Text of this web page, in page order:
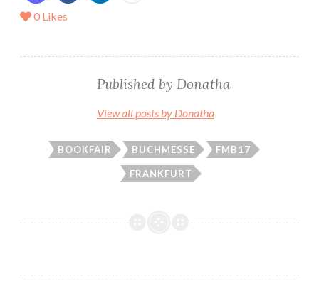
0 Likes
Published by Donatha
View all posts by Donatha
BOOKFAIR BUCHMESSE FMB17
FRANKFURT